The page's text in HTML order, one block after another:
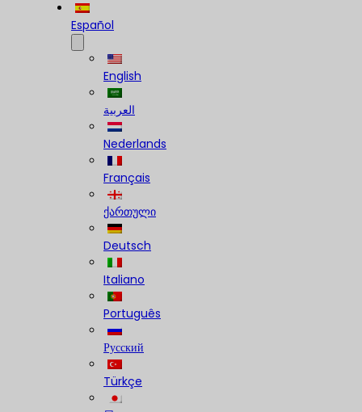
Español
English
العربية
Nederlands
Français
ქართული
Deutsch
Italiano
Português
Русский
Türkçe